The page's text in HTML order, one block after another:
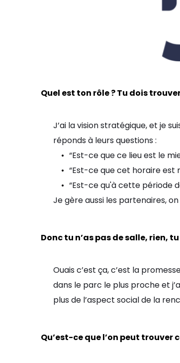
Quel est ton rôle ? Tu dois
J’ai la vision stratégique, et je
réponds à leurs questions :
“Est-ce que ce lieu est le
“Est-ce que cet horaire est
“Est-ce qu'à cette période
Je gère aussi les partenaires,
Donc tu n’as pas de salle, rien,
Ouais c’est ça, c’est la
dans le parc le plus proche et
plus de l’aspect social de la
Qu’est-ce que l’on peut trouver